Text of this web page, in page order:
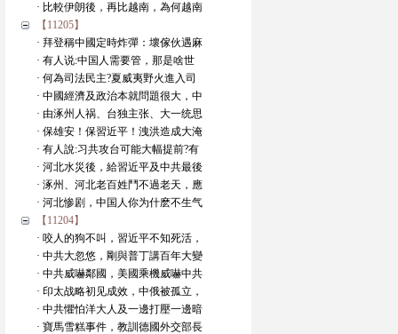
· 比較伊朗後，再比越南，為何越南
【11205】
· 拜登稱中國定時炸彈：壞傢伙遇麻
· 有人说:中国人需要管，那是啥世
· 何為司法民主?夏威夷野火進入司
· 中國經濟及政治本就問題很大，中
· 由涿州人祸、台独主张、大一统思
· 保雄安！保習近平！洩洪造成大淹
· 有人說:习共攻台可能大幅提前?有
· 河北水災後，給習近平及中共最後
· 涿州、河北老百姓鬥不過老天，應
· 河北惨剧，中国人你为什麽不生气
【11204】
· 咬人的狗不叫，習近平不知死活，
· 中共大忽悠，剛與普丁講百年大變
· 中共威嚇鄰國，美國乘機威嚇中共
· 印太战略初见成效，中俄被孤立，
· 中共懼怕洋大人及一邊打壓一邊暗
· 寶馬雪糕事件，教訓德國外交部長